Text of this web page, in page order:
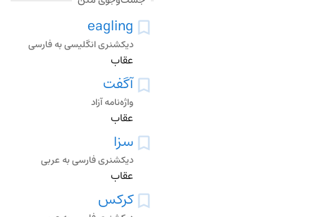
eagling
دیکشنری انگلیسی به فارسی
عقاب
آگفت
واژه‌نامه آزاد
عقاب
سزا
دیکشنری فارسی به عربی
عقاب
کرکس